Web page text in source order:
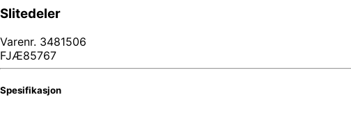
Slitedeler
Varenr. 3481506
FJÆ85767
Spesifikasjon